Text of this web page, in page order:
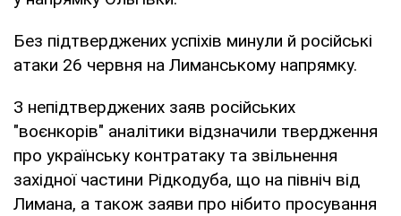
Без підтверджених успіхів минули й російські
атаки 26 червня на Лиманському напрямку.
З непідтверджених заяв російських
"воєнкорів" аналітики відзначили твердження
про українську контратаку та звільнення
західної частини Рідкодуба, що на північ від
Лимана, а також заяви про нібито просування